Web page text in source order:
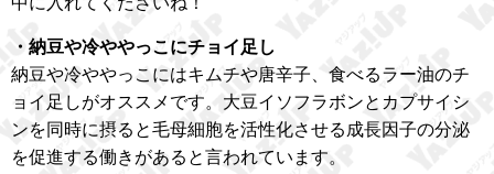
・納豆や冷ややっこにチョイ足し
納豆や冷ややっこにはキムチや唐辛子、食べるラー油のチ
ョイ足しがオススメです。大豆イソフラボンとカプサイシ
ンを同時に摂ると毛母細胞を活性化させる成長因子の分泌
を促進する働きがあると言われています。